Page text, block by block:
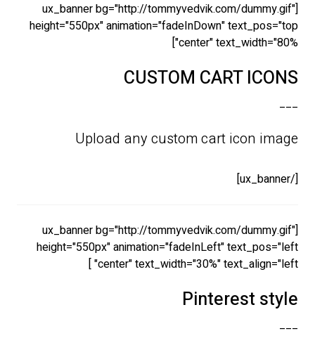
[ux_banner bg="http://tommyvedvik.com/dummy.gif"
height="550px" animation="fadeInDown" text_pos="top
center" text_width="80%"]
CUSTOM CART ICONS
___
Upload any custom cart icon image
[/ux_banner]
[ux_banner bg="http://tommyvedvik.com/dummy.gif"
height="550px" animation="fadeInLeft" text_pos="left
center" text_width="30%" text_align="left" ]
Pinterest style
___